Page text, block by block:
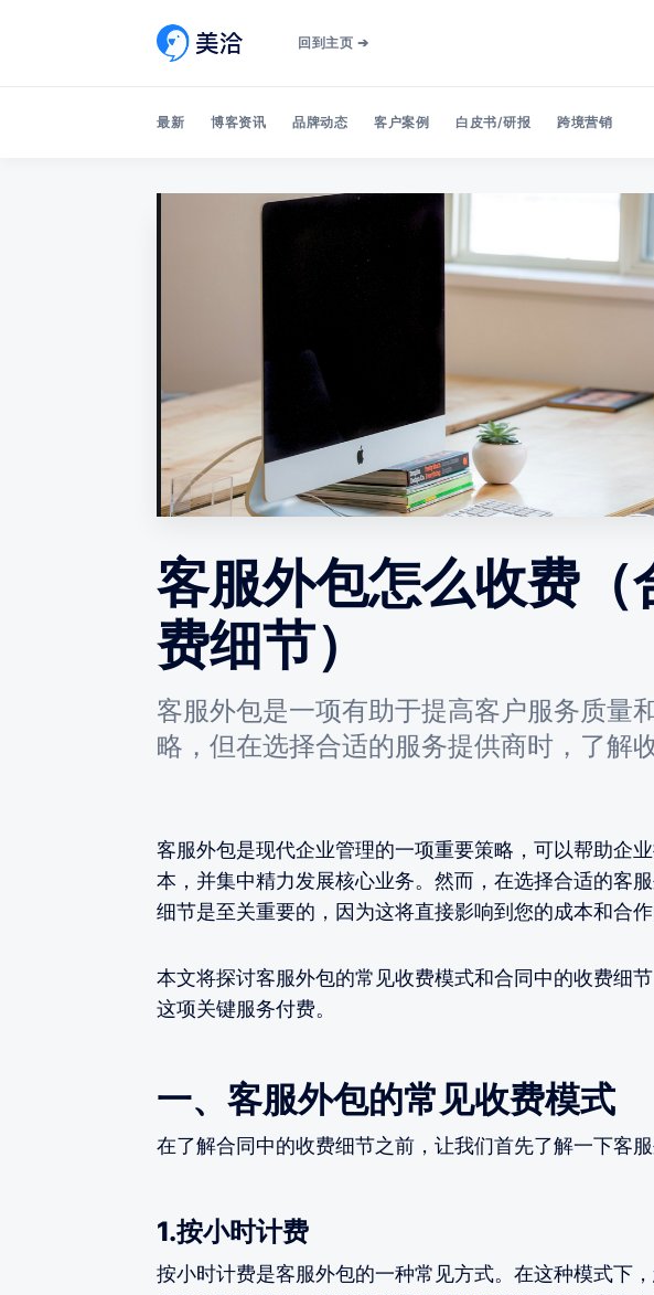
回到主页 ➔
最新 博客资讯 品牌动态 客户案例 白皮书/研报 跨境营销
客服外包怎么收费（
费细节）
客服外包是一项有助于提高客户服务质量
略，但在选择合适的服务提供商时，了解
客服外包是现代企业管理的一项重要策略，可以帮助企
本，并集中精力发展核心业务。然而，在选择合适的客
细节是至关重要的，因为这将直接影响到您的成本和合作
本文将探讨客服外包的常见收费模式和合同中的收费细
这项关键服务付费。
一、客服外包的常见收费模式
在了解合同中的收费细节之前，让我们首先了解一下客
1.按小时计费
按小时计费是客服外包的一种常见方式。在这种模式下